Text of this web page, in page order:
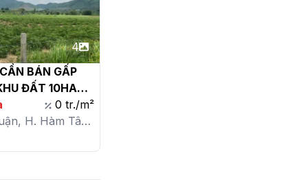
4
BÁN GẤP
ĐẤT 10HA
0 tr./m²
H. Hàm Tân,